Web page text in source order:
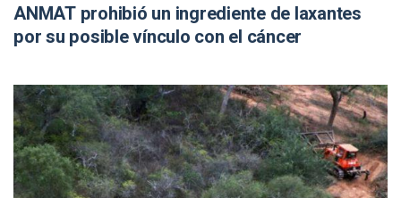
ANMAT prohibió un ingrediente de laxantes
por su posible vínculo con el cáncer